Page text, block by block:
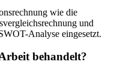
wie die
und
Analyse eingesetzt.
behandelt?